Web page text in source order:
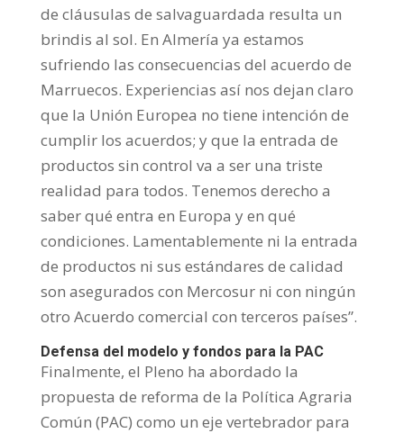
de cláusulas de salvaguardada resulta un
brindis al sol. En Almería ya estamos
sufriendo las consecuencias del acuerdo de
Marruecos. Experiencias así nos dejan claro
que la Unión Europea no tiene intención de
cumplir los acuerdos; y que la entrada de
productos sin control va a ser una triste
realidad para todos. Tenemos derecho a
saber qué entra en Europa y en qué
condiciones. Lamentablemente ni la entrada
de productos ni sus estándares de calidad
son asegurados con Mercosur ni con ningún
otro Acuerdo comercial con terceros países”.
Defensa del modelo y fondos para la PAC
Finalmente, el Pleno ha abordado la
propuesta de reforma de la Política Agraria
Común (PAC) como un eje vertebrador para